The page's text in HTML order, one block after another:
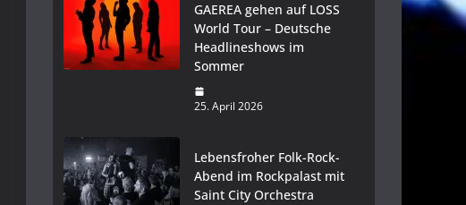
GAEREA gehen auf LOSS
World Tour – Deutsche
Headlineshows im
Sommer
25. April 2026
Lebensfroher Folk-Rock-
Abend im Rockpalast mit
Saint City Orchestra